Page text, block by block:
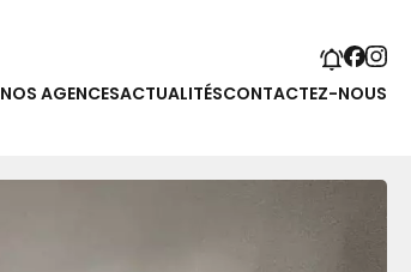
NOS AGENCESACTUALITÉSCONTACTEZ-NOUS